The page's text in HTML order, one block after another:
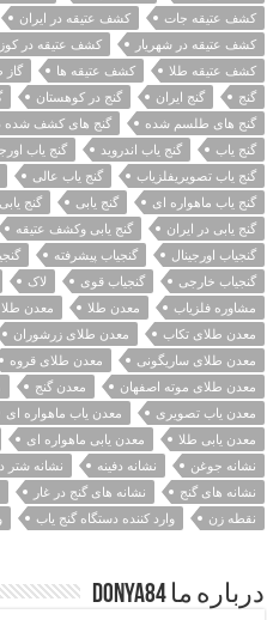
کشف عتیقه جات
کشف عتیقه در ایران
کشف عتیقه در شهریار
کشف عتیقه در
کشف عتیقه طلا
کشف عتیقه ها گاز
گنج
گنج ایران گنج در کوهستان
گنج های طلسم شده
گنج های کشف شده
گنج یاب
گنج یاب اندروید گنج یاب
گنج یاب تصویریفلزیاب
گنج یاب عالی
گنج یاب ماهواره ای
گنج یابی گنج
گنج یابی در ایران
گنج یابی وکشف عتیقه
گنجیاب اورجینال
گنجیاب پیشرفته
گنجیاب خارجی
گنجیاب قوی لاک
مشاوره فلزیاب
معدن طلا معدن طلا
معدن طلای تکاب
معدن طلای زرشوران
معدن طلای ساریگونی
معدن طلای قروه
معدن طلای موته اصفهان
معدن گنج
معدن یاب تصویری
معدن یاب ماهواره ای
معدن یابی طلا
معدن یابی ماهواره ای
نشانه جوغن
نشانه دفینه نشانه شتر
نشانه های گنج
نشانه های گنج در غار
نقطه زن
وارد کننده دستگاه گنج یاب
درباره ما Donya84